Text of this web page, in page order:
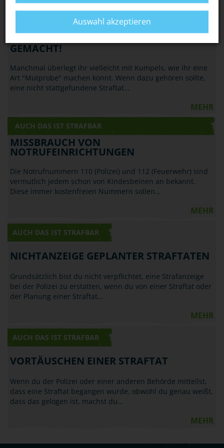
MEHR
AUCH DAS IST STRAFBAR
GEMACHT!
Manchmal überlegt ihr vielleicht mit Kumpels, wie ihr eine
Art "Mutprobe" machen könnt. Wenn dazu gehören sollte,
eine nicht stattgefundene Straftat…
MEHR
AUCH DAS IST STRAFBAR
MISSBRAUCH VON
NOTRUFEINRICHTUNGEN
Die Notrufnummern 110 (Polizei) und 112 (Feuerwehr) sind
vermutlich jedem schon von Kindesbeinen an bekannt.
Diese immer kostenfreien Nummern sollen…
MEHR
AUCH DAS IST STRAFBAR
NICHTANZEIGE GEPLANTER STRAFTATEN
Grundsätzlich bist du nicht verpflichtet, eine Strafanzeige
bei der Polizei zu erstatten, wenn du von einer Straftat oder
der Planung einer Straftat…
MEHR
AUCH DAS IST STRAFBAR
VORTÄUSCHEN EINER STRAFTAT
Wenn du der Polizei oder einer anderen Behörde mitteilst,
dass eine Straftat begangen wurde, obwohl du genau weißt,
dass das gelogen ist, machst du…
MEHR
Auswahl akzeptieren